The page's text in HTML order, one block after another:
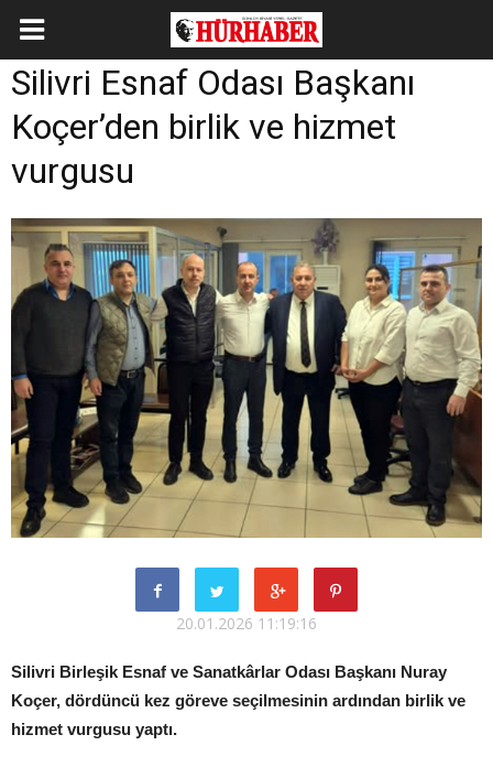
Silivri Esnaf Odası Başkanı
Koçer’den birlik ve hizmet
vurgusu
20.01.2026 11:19:16
Silivri Birleşik Esnaf ve Sanatkârlar Odası Başkanı Nuray
Koçer, dördüncü kez göreve seçilmesinin ardından birlik ve
hizmet vurgusu yaptı.